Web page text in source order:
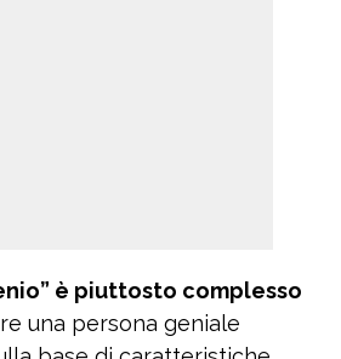
è piuttosto complesso
una persona geniale